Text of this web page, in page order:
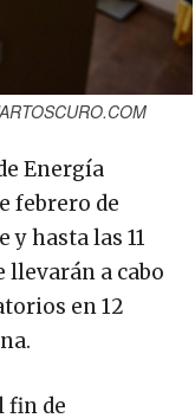
Energía
febrero de
y hasta las 11
llevarán a cabo
en 12
fin de